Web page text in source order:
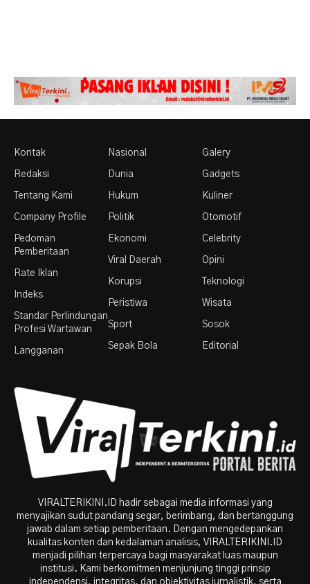
Kontak
Redaksi
Tentang Kami
Company Profile
Pedoman
Pemberitaan
Rate Iklan
Indeks
Standar Perlindungan
Profesi Wartawan
Langganan
Nasional
Dunia
Hukum
Politik
Ekonomi
Viral Daerah
Korupsi
Peristiwa
Sport
Sepak Bola
Galery
Gadgets
Kuliner
Otomotif
Celebrity
Opini
Teknologi
Wisata
Sosok
Editorial
VIRALTERIKINI.ID hadir sebagai media informasi yang
menyajikan sudut pandang segar, berimbang, dan bertanggung
jawab dalam setiap pemberitaan. Dengan mengedepankan
kualitas konten dan kedalaman analisis, VIRALTERIKINI.ID
menjadi pilihan terpercaya bagi masyarakat luas maupun
institusi. Kami berkomitmen menjunjung tinggi prinsip
independensi, integritas, dan objektivitas jurnalistik, serta